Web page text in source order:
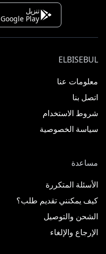
تنزيل
Google Play
ELBISEBUL
معلومات عنا
اتصل بنا
شروط الاستخدام
سياسة الخصوصية
مساعدة
الأسئلة المتكررة
كيف يمكنني تقديم طلب؟
الشحن والتوصيل
الإرجاع والإلغاء